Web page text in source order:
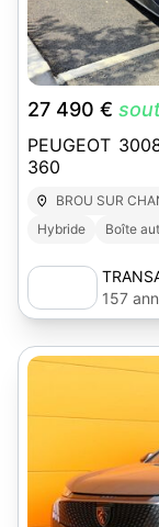
27 490 €
PEUGEOT 3008
360
BROU SUR
Hybride
Boîte
157